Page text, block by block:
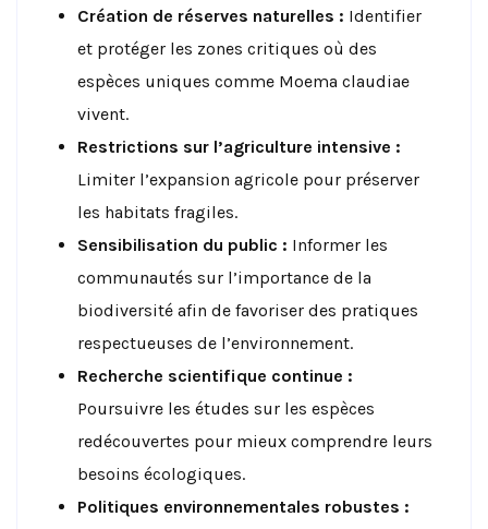
Création de réserves naturelles : Identifier
et protéger les zones critiques où des
espèces uniques comme Moema claudiae
vivent.
Restrictions sur l’agriculture intensive :
Limiter l’expansion agricole pour préserver
les habitats fragiles.
Sensibilisation du public : Informer les
communautés sur l’importance de la
biodiversité afin de favoriser des pratiques
respectueuses de l’environnement.
Recherche scientifique continue :
Poursuivre les études sur les espèces
redécouvertes pour mieux comprendre leurs
besoins écologiques.
Politiques environnementales robustes :